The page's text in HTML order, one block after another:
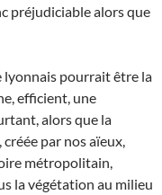
préjudiciable alors que
pourrait être la
efficient, une
alors que la
par nos aïeux,
métropolitain,
la végétation au milieu